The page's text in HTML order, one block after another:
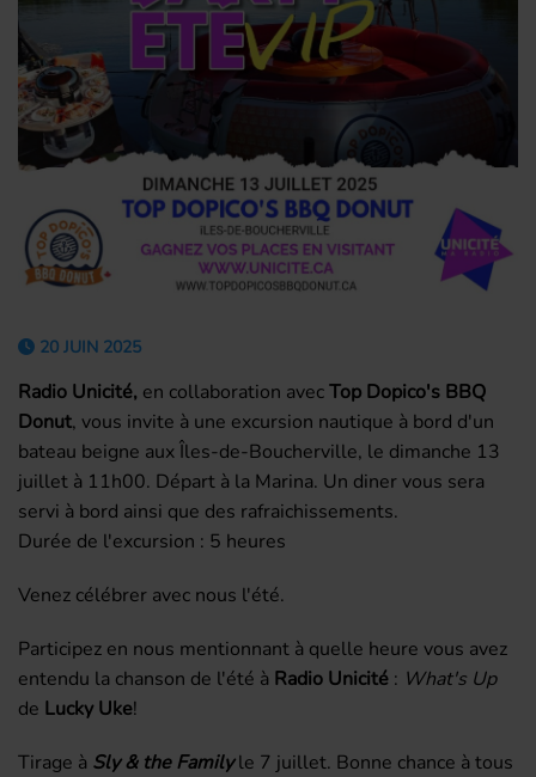
20 JUIN 2025
Radio Unicité, en collaboration avecTop Dopico's BBQ
Donut, vous invite à une excursion nautique à bord d'un
bateau beigne aux Îles-de-Boucherville, le dimanche 13
juillet à 11h00. Départ à la Marina. Un diner vous sera
servi à bord ainsi que des rafraichissements.
Durée de l'excursion : 5 heures
Venez célébrer avec nous l'été.
Participez en nous mentionnant à quelle heure vous avez
entendu la chanson de l'été à Radio Unicité : What's Up
de Lucky Uke!
Tirage à Sly & the Familyle 7 juillet. Bonne chance à tous